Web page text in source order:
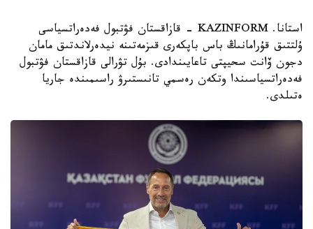
استانا. KAZINFORM - قازاقستان فۋتبول فەدەراتسياسى
ۇلتتىق قۇرامانىڭ باس باپكەرى قىزمەتىنە نيدەرلاندتىق مامان
دجون ۆانت سحيپتى تاعايىندادى. بۇل تۋرالى قازاقستان فۋتبول
فەدەراتسياسىندا وتكەن رەسمي تانىستىرۋ راسىمىندە جاريا
ەتىلدى.